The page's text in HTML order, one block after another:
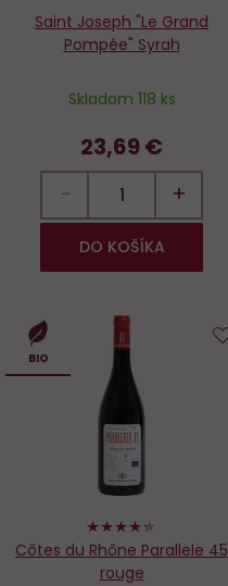
Saint Joseph "Le Grand
Pompée" Syrah
Skladom 118 ks
23,69 €
− +
DO KOŠÍKA
BIO
86%
Côtes du Rhône Parallele 45
rouge